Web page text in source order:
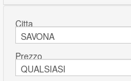
Citta
Prezzo